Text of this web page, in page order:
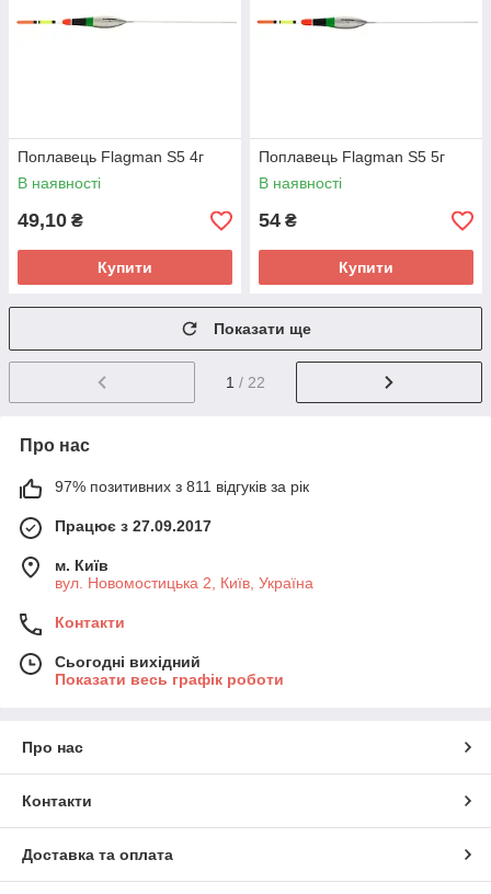
Поплавець Flagman S5 4г
В наявності
49,10 ₴
Купити
Поплавець Flagman S5 5г
В наявності
54 ₴
Купити
Показати ще
1 / 22
Про нас
97% позитивних з 811 відгуків за рік
Працює з 27.09.2017
м. Київ
вул. Новомостицька 2, Київ, Україна
Контакти
Сьогодні вихідний
Показати весь графік роботи
Про нас
Контакти
Доставка та оплата